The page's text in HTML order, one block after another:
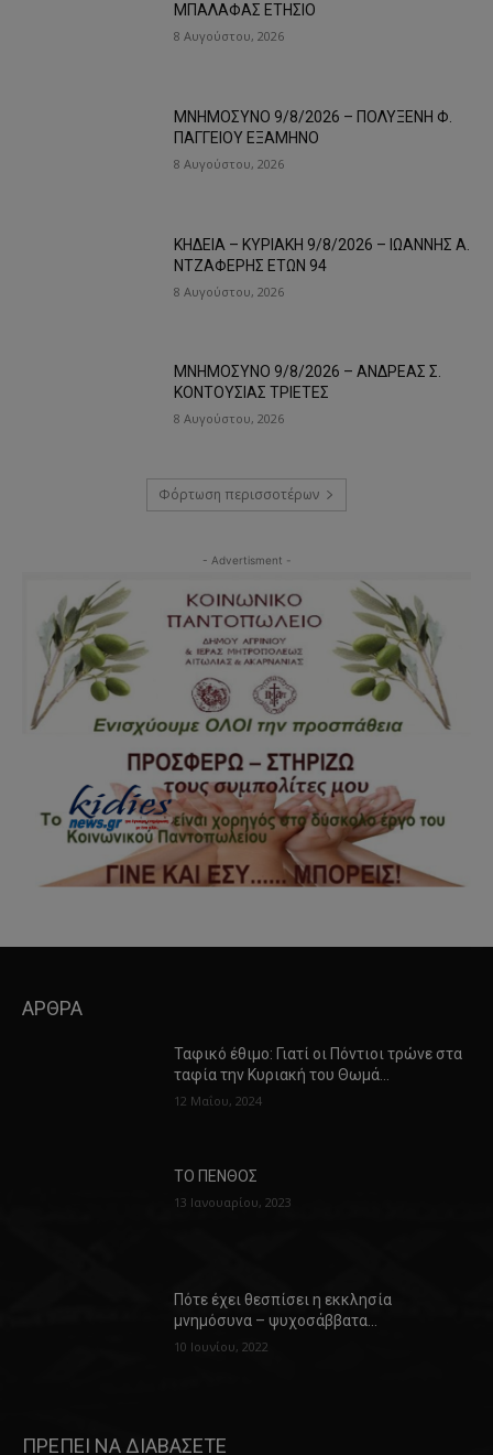
ΜΠΑΛΑΦΑΣ ΕΤΗΣΙΟ
8 Αυγούστου, 2026
ΜΝΗΜΟΣΥΝΟ 9/8/2026 – ΠΟΛΥΞΕΝΗ Φ.
ΠΑΓΓΕΙΟΥ ΕΞΑΜΗΝΟ
8 Αυγούστου, 2026
ΚΗΔΕΙΑ – ΚΥΡΙΑΚΗ 9/8/2026 – ΙΩΑΝΝΗΣ Α.
ΝΤΖΑΦΕΡΗΣ ΕΤΩΝ 94
8 Αυγούστου, 2026
ΜΝΗΜΟΣΥΝΟ 9/8/2026 – ΑΝΔΡΕΑΣ Σ.
ΚΟΝΤΟΥΣΙΑΣ ΤΡΙΕΤΕΣ
8 Αυγούστου, 2026
Φόρτωση περισσοτέρων
- Advertisment -
ΑΡΘΡΑ
Ταφικό έθιμο: Γιατί οι Πόντιοι τρώνε στα
ταφία την Κυριακή του Θωμά…
12 Μαΐου, 2024
ΤΟ ΠΕΝΘΟΣ
13 Ιανουαρίου, 2023
Πότε έχει θεσπίσει η εκκλησία
μνημόσυνα – ψυχοσάββατα…
10 Ιουνίου, 2022
ΠΡΕΠΕΙ ΝΑ ΔΙΑΒΑΣΕΤΕ